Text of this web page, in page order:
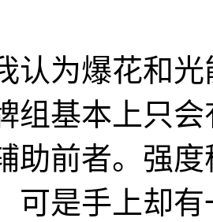
认为爆花和
组基本上只
助前者。强
可是手上却